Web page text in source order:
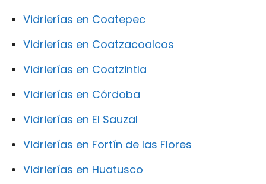
Vidrierías en Coatepec
Vidrierías en Coatzacoalcos
Vidrierías en Coatzintla
Vidrierías en Córdoba
Vidrierías en El Sauzal
Vidrierías en Fortín de las Flores
Vidrierías en Huatusco